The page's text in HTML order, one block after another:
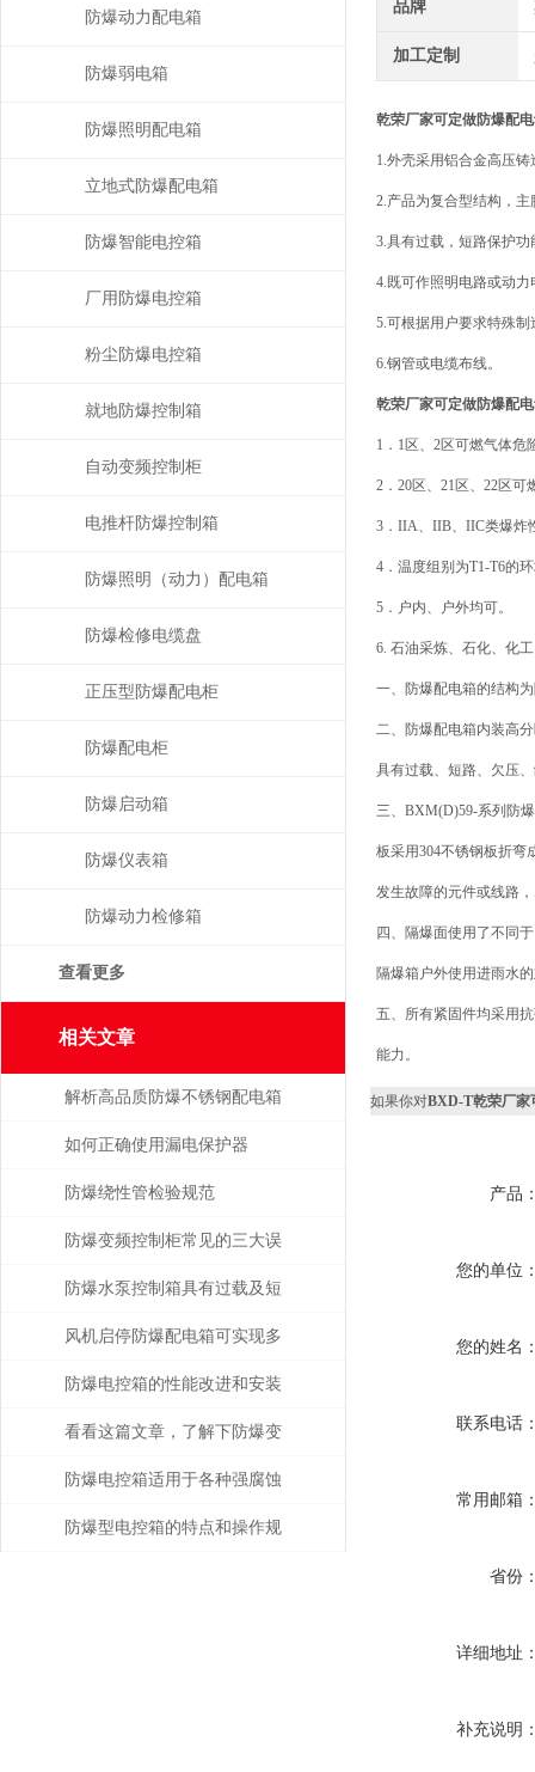
品牌
加工定制
乾荣厂家可定做防爆配
1.外壳采用铝合金高压
2.产品为复合型结构，
3.具有过载，短路保护
4.既可作照明电路或动
5.可根据用户要求特殊制
6.钢管或电缆布线。
乾荣厂家可定做防爆配
1．1区、2区可燃气体危
2．20区、21区、22区可
3．IIA、IIB、IIC类爆炸
4．温度组别为T1-T6的
5．户内、户外均可。
6. 石油采炼、石化、化
一、防爆配电箱的结构
二、防爆配电箱内装高
具有过载、短路、欠压
三、BXM(D)59-系列防
板采用304不锈钢板折弯
发生故障的元件或线路
四、隔爆面使用了不同
隔爆箱户外使用进雨水
五、所有紧固件均采用
能力。
如果你对BXD-T乾荣厂家
产品
您的单位
您的姓名
联系电话
常用邮箱
省份
详细地址
补充说明
防爆动力配电箱
防爆弱电箱
防爆照明配电箱
立地式防爆配电箱
防爆智能电控箱
厂用防爆电控箱
粉尘防爆电控箱
就地防爆控制箱
自动变频控制柜
电推杆防爆控制箱
防爆照明（动力）配电箱
防爆检修电缆盘
正压型防爆配电柜
防爆配电柜
防爆启动箱
防爆仪表箱
防爆动力检修箱
查看更多
相关文章
解析高品质防爆不锈钢配电箱
的技术与应用
如何正确使用漏电保护器
防爆绕性管检验规范
防爆变频控制柜常见的三大误
区该如何应对？
防爆水泵控制箱具有过载及短
路保护功能
风机启停防爆配电箱可实现多
种功能
防爆电控箱的性能改进和安装
介绍
看看这篇文章，了解下防爆变
频控制柜的检修方法
防爆电控箱适用于各种强腐蚀
环境
防爆型电控箱的特点和操作规